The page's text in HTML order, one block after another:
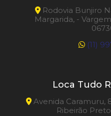
Rodovia Bunjiro
Margarida, -
(11)
Loca Tudo
Avenida Caramuru,
Ribeirão